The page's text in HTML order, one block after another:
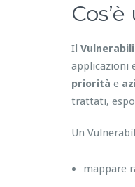
Il
applicazioni
priorità e
trattati,
Un
mappare